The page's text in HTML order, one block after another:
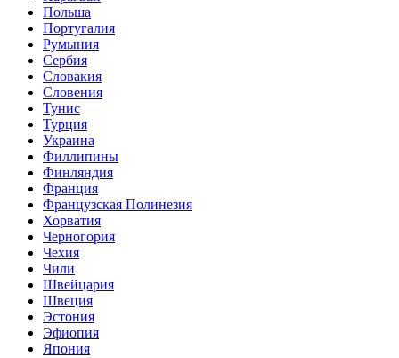
Польша
Португалия
Румыния
Сербия
Словакия
Словения
Тунис
Турция
Украина
Филлипины
Финляндия
Франция
Французская Полинезия
Хорватия
Черногория
Чехия
Чили
Швейцария
Швеция
Эстония
Эфиопия
Япония